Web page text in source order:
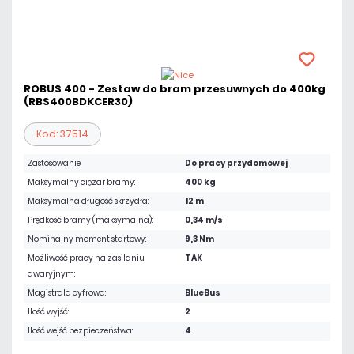
ROBUS 400 - Zestaw do bram przesuwnych do 400kg
(RBS400BDKCER30)
Kod: 37514
Zastosowanie:
Do pracy przydomowej
Maksymalny ciężar bramy:
400 kg
Maksymalna długość skrzydła:
12 m
Prędkość bramy (maksymalna):
0,34 m/s
Nominalny moment startowy:
9,3 Nm
Możliwość pracy na zasilaniu
awaryjnym:
TAK
Magistrala cyfrowa:
BlueBus
Ilość wyjść:
2
Ilość wejść bezpieczeństwa:
4